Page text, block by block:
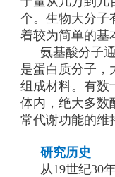
个。生物大分子
着较为简单的基
氨基酸分子
是蛋白质分子，
组成材料。有数
体内，绝大多数
常代谢功能的维
研究历史
从19世纪30